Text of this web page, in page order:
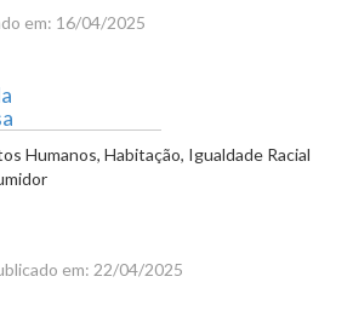
em: 16/04/2025
Humanos, Habitação, Igualdade Racial
em: 22/04/2025